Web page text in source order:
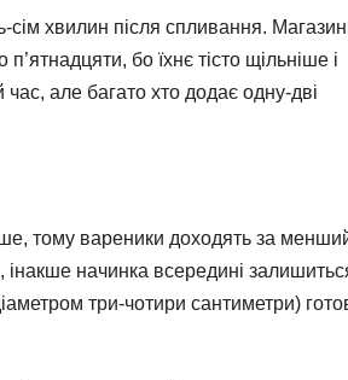
хвилин після спливання.
бо їхнє тісто щільніше і
але багато хто додає одну-дві
тому вареники доходять за
інакше начинка всередині
три-чотири сантиметри)